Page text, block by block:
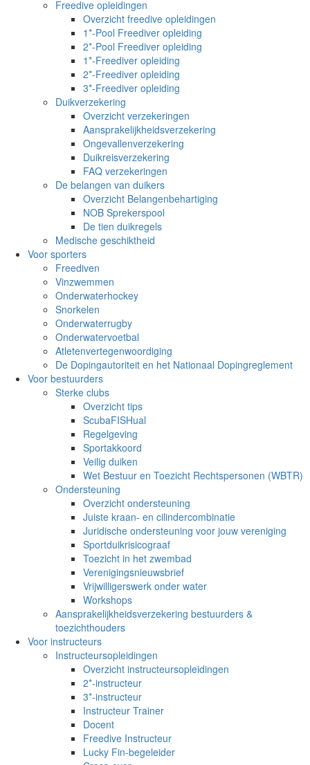
Freedive opleidingen
Overzicht freedive opleidingen
1*-Pool Freediver opleiding
2*-Pool Freediver opleiding
1*-Freediver opleiding
2*-Freediver opleiding
3*-Freediver opleiding
Duikverzekering
Overzicht verzekeringen
Aansprakelijkheidsverzekering
Ongevallenverzekering
Duikreisverzekering
FAQ verzekeringen
De belangen van duikers
Overzicht Belangenbehartiging
NOB Sprekerspool
De tien duikregels
Medische geschiktheid
Voor sporters
Freediven
Vinzwemmen
Onderwaterhockey
Snorkelen
Onderwaterrugby
Onderwatervoetbal
Atletenvertegenwoordiging
De Dopingautoriteit en het Nationaal Dopingreglement
Voor bestuurders
Sterke clubs
Overzicht tips
ScubaFISHual
Regelgeving
Sportakkoord
Veilig duiken
Wet Bestuur en Toezicht Rechtspersonen (WBTR)
Ondersteuning
Overzicht ondersteuning
Juiste kraan- en cilindercombinatie
Juridische ondersteuning voor jouw vereniging
Sportduikrisicograaf
Toezicht in het zwembad
Verenigingsnieuwsbrief
Vrijwilligerswerk onder water
Workshops
Aansprakelijkheidsverzekering bestuurders &
toezichthouders
Voor instructeurs
Instructeursopleidingen
Overzicht instructeursopleidingen
2*-instructeur
3*-instructeur
Instructeur Trainer
Docent
Freedive Instructeur
Lucky Fin-begeleider